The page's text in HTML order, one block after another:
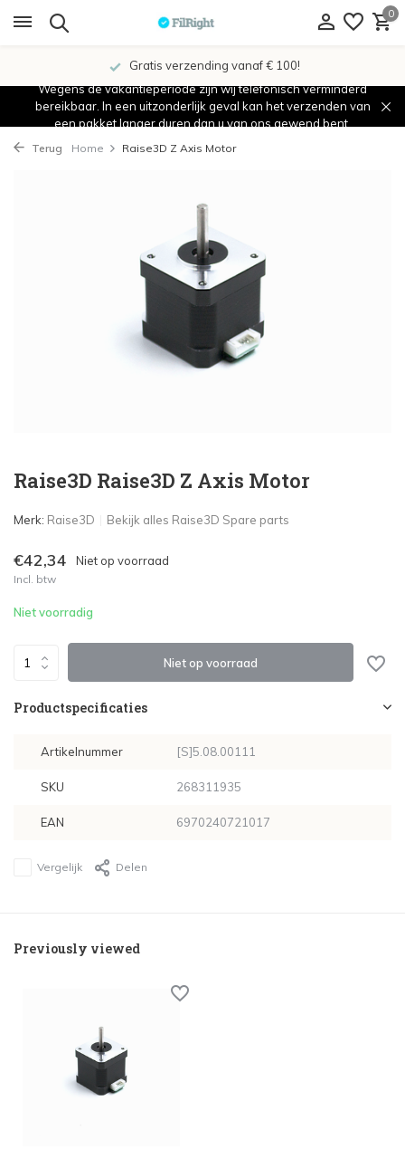
0
Gratis verzending vanaf € 100!
Wegens de vakantieperiode zijn wij telefonisch verminderd
bereikbaar. In een uitzonderlijk geval kan het verzenden van
een pakket langer duren dan u van ons gewend bent.
Terug Home Raise3D Z Axis Motor
Raise3D Raise3D Z Axis Motor
Merk: Raise3D Bekijk alles Raise3D Spare parts
€42,34 Niet op voorraad
Incl. btw
Niet voorradig
Niet op voorraad
Productspecificaties
Artikelnummer [S]5.08.00111
SKU 268311935
EAN 6970240721017
Vergelijk Delen
Previously viewed